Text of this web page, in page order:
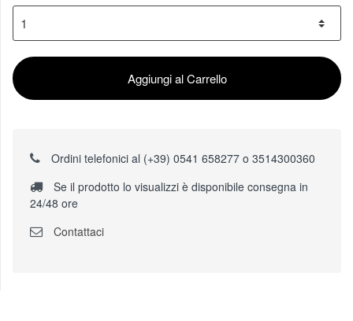
Aggiungi al Carrello
Ordini telefonici al (+39) 0541 658277 o 3514300360
Se il prodotto lo visualizzi è disponibile consegna in
24/48 ore
Contattaci